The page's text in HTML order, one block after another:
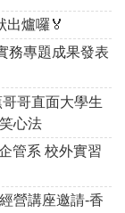
出爐囉🏅
務專題成果發表
哥直面大學生
心法
管系 校外實習
營講座邀請-香